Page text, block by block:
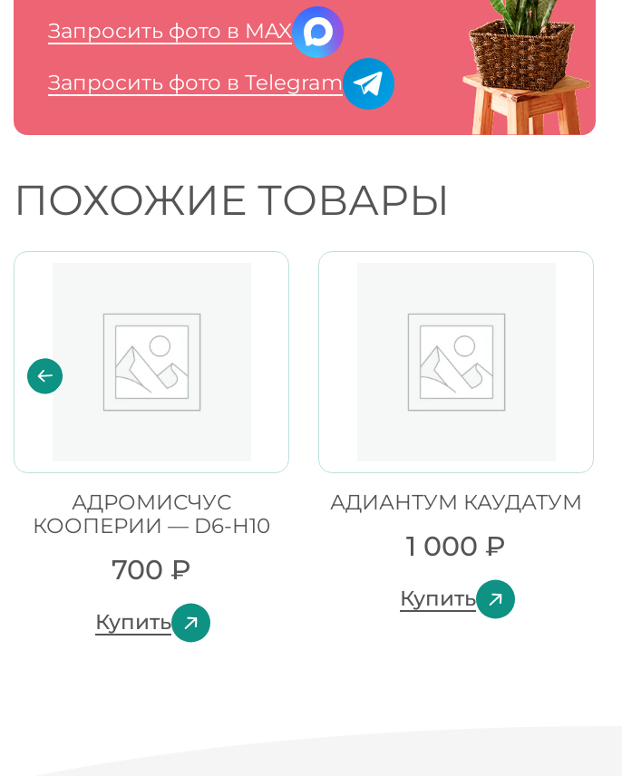
Запросить фото в MAX
Запросить фото в Telegram
ПОХОЖИЕ ТОВАРЫ
АДРОМИСЧУС
КООПЕРИИ — D6-H10
700 ₽
Купить
АДИАНТУМ КАУДАТУМ
1 000 ₽
Купить